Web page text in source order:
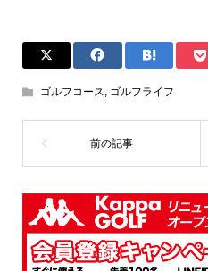
ゴルフコース ゴルフライフ